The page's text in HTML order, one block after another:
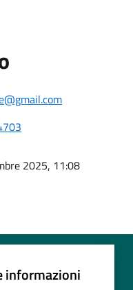
2025, 11:08
informazioni